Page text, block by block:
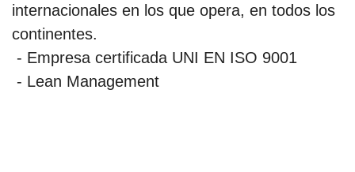
internacionales en los que opera, en todos los
continentes.
- Empresa certificada UNI EN ISO 9001
- Lean Management